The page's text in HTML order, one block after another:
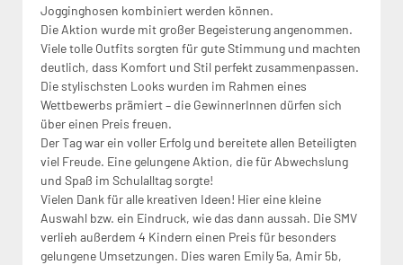
Jogginghosen kombiniert werden können.
Die Aktion wurde mit großer Begeisterung angenommen.
Viele tolle Outfits sorgten für gute Stimmung und machten
deutlich, dass Komfort und Stil perfekt zusammenpassen.
Die stylischsten Looks wurden im Rahmen eines
Wettbewerbs prämiert – die GewinnerInnen dürfen sich
über einen Preis freuen.
Der Tag war ein voller Erfolg und bereitete allen Beteiligten
viel Freude. Eine gelungene Aktion, die für Abwechslung
und Spaß im Schulalltag sorgte!
Vielen Dank für alle kreativen Ideen! Hier eine kleine
Auswahl bzw. ein Eindruck, wie das dann aussah. Die SMV
verlieh außerdem 4 Kindern einen Preis für besonders
gelungene Umsetzungen. Dies waren Emily 5a, Amir 5b,